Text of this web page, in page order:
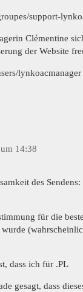
support-
Clémentine
der Website
lynkoacmanager
14:38
des Sendens:
für die
wurde
dass ich für .PL
gesagt, dass